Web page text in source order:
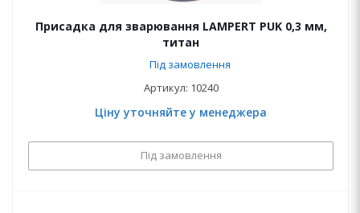
Присадка для зварювання LAMPERT PUK 0,3 мм,
титан
Під замовлення
Артикул: 10240
Ціну уточняйте у менеджера
Під замовлення